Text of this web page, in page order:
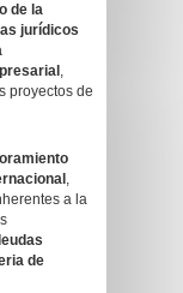
de la
jurídicos
,
proyectos de
,
a la
de